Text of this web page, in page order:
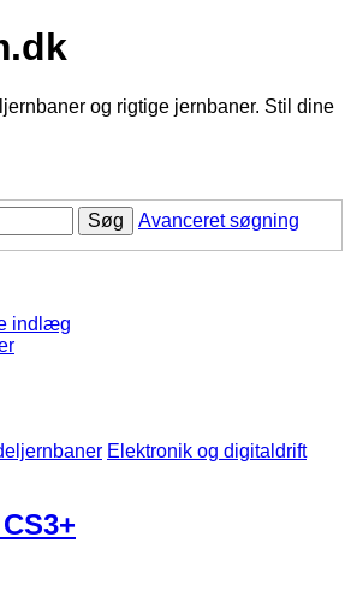
og rigtige jernbaner. Stil dine
Søg Avanceret søgning
indlæg
Elektronik og digitaldrift